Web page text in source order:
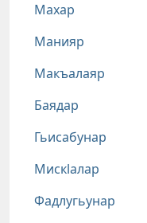
Махар
Манияр
Макъалаяр
Баядар
Гьисабунар
Мискlалар
Фадлугьунар